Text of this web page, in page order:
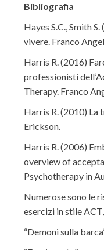
Bibliografia
Hayes S.C., Smith
vivere. Franco
Harris R. (2016)
professionisti
Therapy. Franco
Harris R. (2010) La
Erickson.
Harris R. (2006)
overview of
Psychotherapy in
Numerose sono le
esercizi in stile
“Demoni sulla